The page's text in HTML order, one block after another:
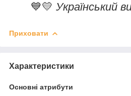
💙💛 Український
Приховати
Характеристики
Основні атрибути